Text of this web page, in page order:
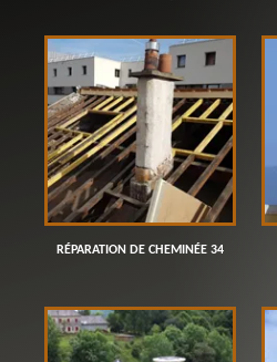
RÉPARATION DE CHEMINÉE 34